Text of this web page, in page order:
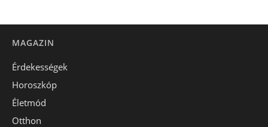
MAGAZIN
Érdekességek
Horoszkóp
Életmód
Otthon